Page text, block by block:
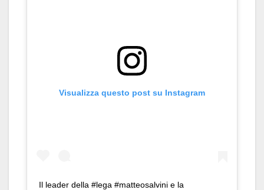
Visualizza questo post su Instagram
Il leader della #lega #matteosalvini e la